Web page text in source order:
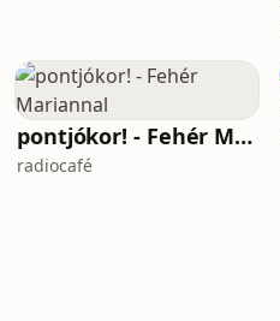
pontjókor! - Fehér Mariannal
radiocafé